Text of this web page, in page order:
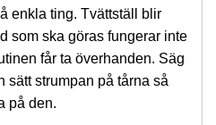
enkla ting. Tvättställ blir
som ska göras fungerar inte
får ta överhanden. Säg
sätt strumpan på tårna så
på den.